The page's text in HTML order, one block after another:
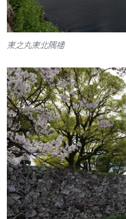
東之丸東北隅櫓